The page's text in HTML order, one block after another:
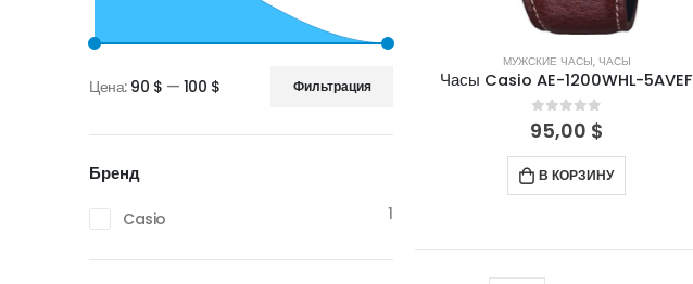
МУЖСКИЕ ЧАСЫ, ЧАСЫ
Часы Casio AE-1200WHL-5AVEF
0 out of 5
95,00 $
В КОРЗИНУ
Минимальная
цена
Максимальная
цена
Фильтрация
Цена: 90 $ — 100 $
Бренд
Casio 1